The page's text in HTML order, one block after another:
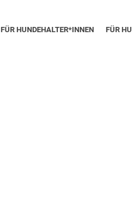
FÜR HUNDEHALTER*INNEN FÜR